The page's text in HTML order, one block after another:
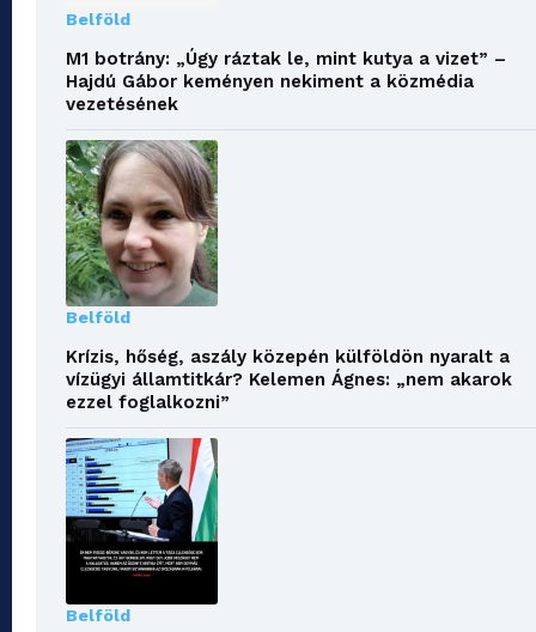
Belföld
M1 botrány: „Úgy ráztak le, mint kutya a vizet” –
Hajdú Gábor keményen nekiment a közmédia
vezetésének
Belföld
Krízis, hőség, aszály közepén külföldön nyaralt a
vízügyi államtitkár? Kelemen Ágnes: „nem akarok
ezzel foglalkozni”
Belföld